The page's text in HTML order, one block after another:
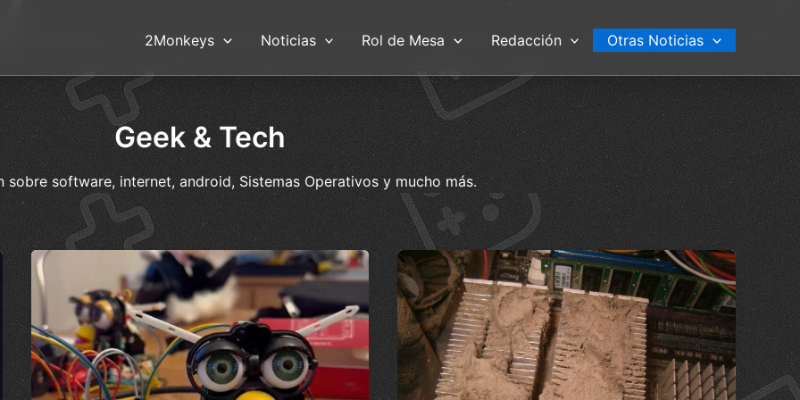
2Monkeys Noticias Rol de Mesa Redacción Otras Noticias
Geek & Tech
sobre software, internet, android, Sistemas Operativos y mucho más.